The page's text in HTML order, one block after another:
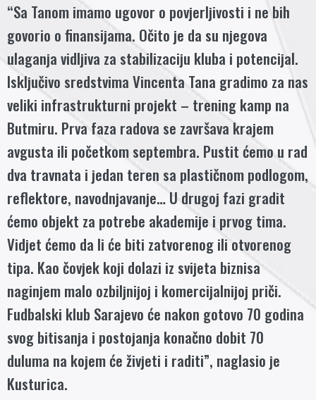
“Sa Tanom imamo ugovor o povjerljivosti i ne bih
govorio o finansijama. Očito je da su njegova
ulaganja vidljiva za stabilizaciju kluba i potencijal.
Isključivo sredstvima Vincenta Tana gradimo za nas
veliki infrastrukturni projekt – trening kamp na
Butmiru. Prva faza radova se završava krajem
avgusta ili početkom septembra. Pustit ćemo u rad
dva travnata i jedan teren sa plastičnom podlogom,
reflektore, navodnjavanje… U drugoj fazi gradit
ćemo objekt za potrebe akademije i prvog tima.
Vidjet ćemo da li će biti zatvorenog ili otvorenog
tipa. Kao čovjek koji dolazi iz svijeta biznisa
naginjem malo ozbiljnijoj i komercijalnijoj priči.
Fudbalski klub Sarajevo će nakon gotovo 70 godina
svog bitisanja i postojanja konačno dobit 70
duluma na kojem će živjeti i raditi”, naglasio je
Kusturica.